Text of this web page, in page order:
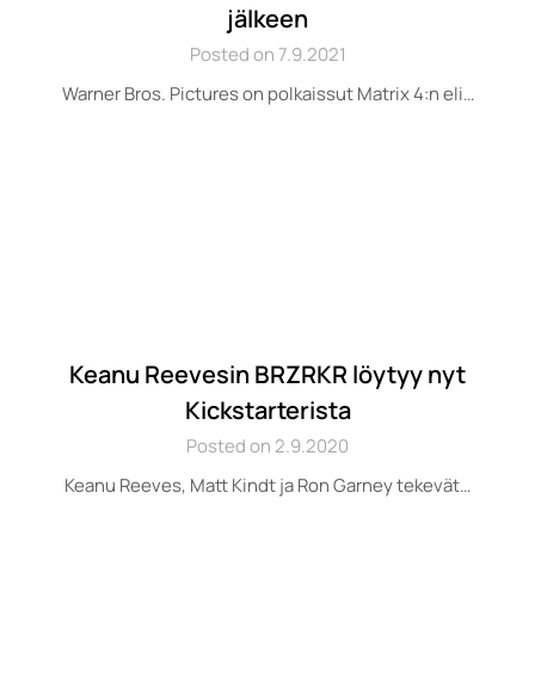
jälkeen
Posted on 7.9.2021
Warner Bros. Pictures on polkaissut Matrix 4:n eli…
Keanu Reevesin BRZRKR löytyy nyt
Kickstarterista
Posted on 2.9.2020
Keanu Reeves, Matt Kindt ja Ron Garney tekevät…